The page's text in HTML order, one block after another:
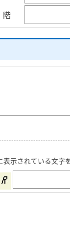
階
表示されている文字